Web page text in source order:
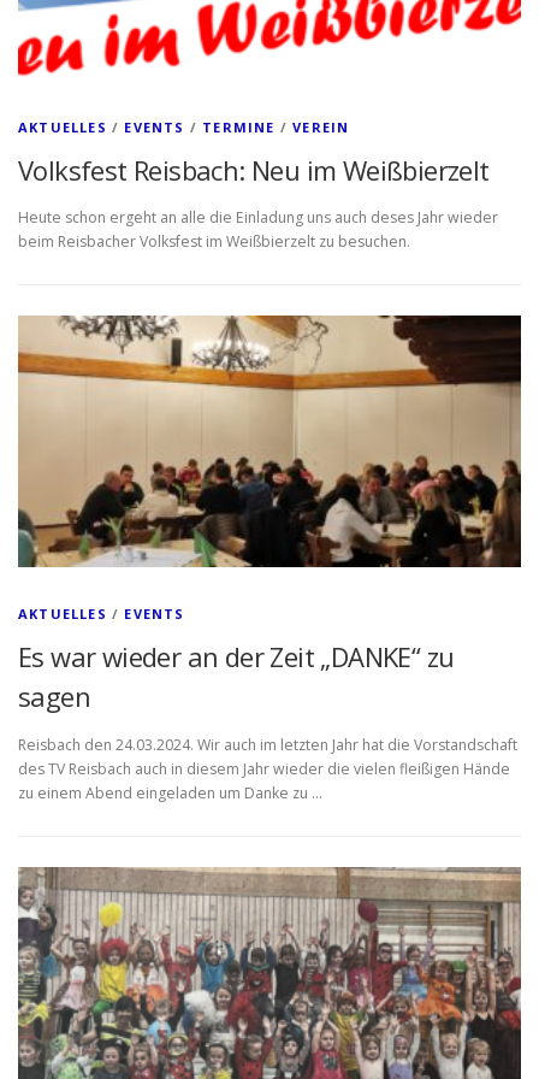
AKTUELLES / EVENTS / TERMINE /VEREIN
Volksfest Reisbach: Neu im Weißbierzelt
Heute schon ergeht an alle die Einladung uns auch deses Jahr wieder
beim Reisbacher Volksfest im Weißbierzelt zu besuchen.
AKTUELLES / EVENTS
Es war wieder an der Zeit „DANKE“ zu
sagen
Reisbach den 24.03.2024. Wir auch im letzten Jahr hat die Vorstandschaft
des TV Reisbach auch in diesem Jahr wieder die vielen fleißigen Hände
zu einem Abend eingeladen um Danke zu …